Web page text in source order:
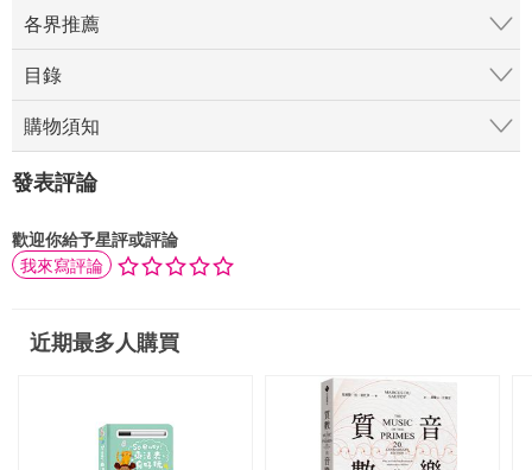
各界推薦
目錄
購物須知
發表評論
歡迎你給予星評或評論
我來寫評論
近期最多人購買